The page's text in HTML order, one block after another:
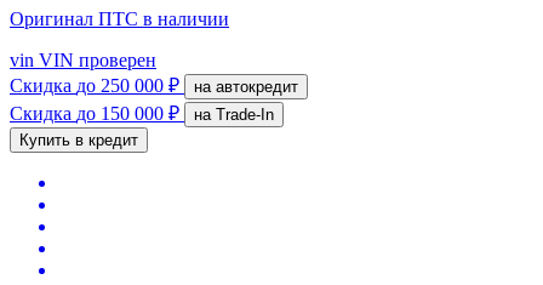
Оригинал ПТС в наличии
vin VIN проверен
Скидка до 250 000 ₽ на автокредит
Скидка до 150 000 ₽
на Trade-In
Купить в кредит